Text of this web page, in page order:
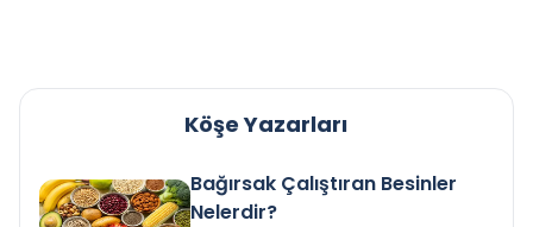
Köşe Yazarları
Bağırsak Çalıştıran Besinler
Nelerdir?